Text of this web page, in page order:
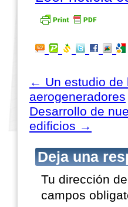
← Un estudio de
aerogeneradores
Desarrollo de
edificios →
Deja una
Tu dirección
campos